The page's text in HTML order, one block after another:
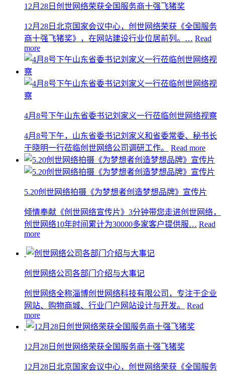
12月28日创世网络荣获全国服务商十强飞猪奖
12月28日北京国家会议中心，创世网络荣获《全国服务
商十强飞猪奖》，在网站建设行业位居前列。… Read
more
4月8号下午山东省委书记刘家义一行莅临创世网络视察
4月8号下午，山东省委书记刘家义和省委常委、秘书长
于晓明一行莅临创世网络公司调研工作。
Read more
5.20创世网络拍摄《为梦想者创造梦想品牌》宣传片
倾情奉献《创世网络宣传片》3分钟带您走进创世网络，
创世网络10年时间累计为30000多家客户提供服… Read
more
创世网络公司各部门介绍与大事记
创世网络全称淄博创世网络科技有限公司，专注于企业
网站、购物商城、行业门户网站设计与开发。
Read
more
12月28日创世网络荣获全国服务商十强飞猪奖
12月28日北京国家会议中心，创世网络荣获《全国服务